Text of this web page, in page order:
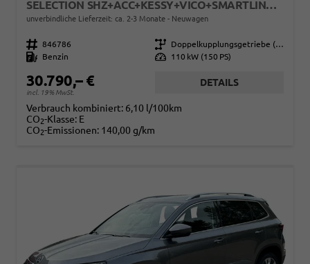
SELECTION SHZ+ACC+KESSY+VICO+SMARTLINK+18'' ALU
unverbindliche Lieferzeit: ca. 2-3 Monate Neuwagen
Fahrzeugnr. 846786 Getriebe
Kraftstoff
Benzin Leistung 110 kW (150 PS)
30.790,– €
incl. 19% MwSt.
DETAILS
Verbrauch kombiniert: 6,10 l/100km
CO2-Klasse: E
CO2-Emissionen: 140,00 g/km